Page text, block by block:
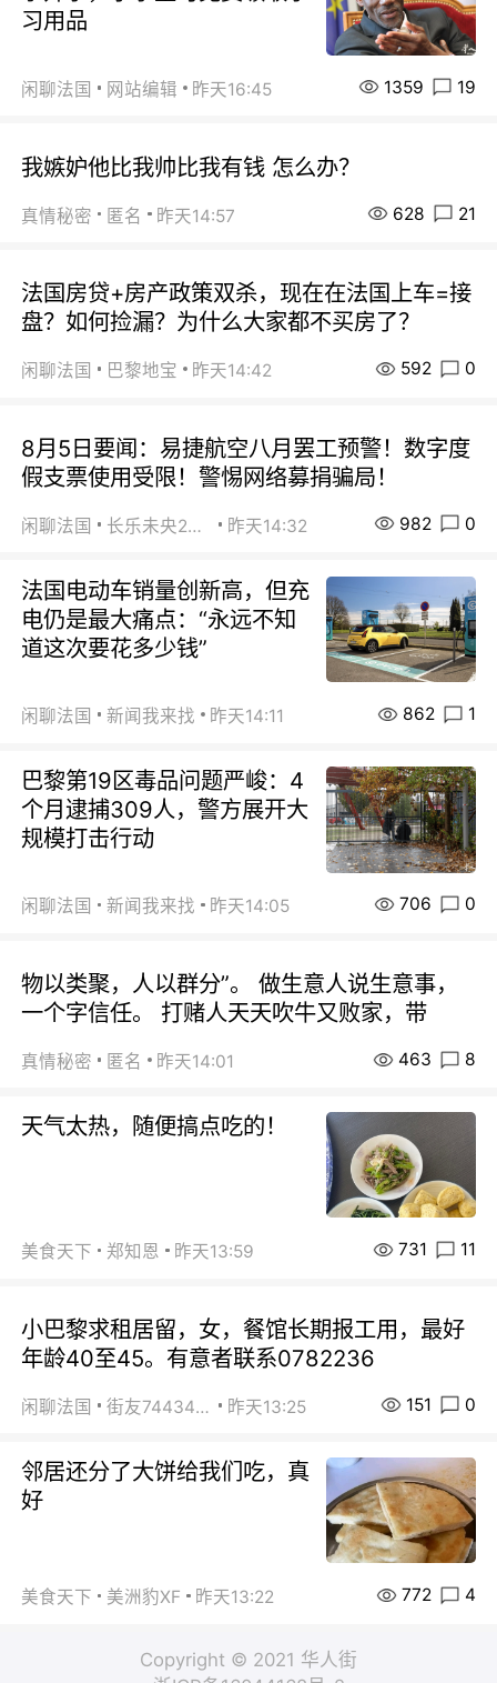
习用品
闲聊法国 网站编辑 昨天16:45 1359 19
我嫉妒他比我帅比我有钱 怎么办？
真情秘密 匿名 昨天14:57 628 21
法国房贷+房产政策双杀，现在在法国上车=接
盘？如何捡漏？为什么大家都不买房了？
闲聊法国 巴黎地宝 昨天14:42 592 0
8月5日要闻：易捷航空八月罢工预警！数字度
假支票使用受限！警惕网络募捐骗局！
闲聊法国 长乐未央2015 昨天14:32 982 0
法国电动车销量创新高，但充
电仍是最大痛点：“永远不知
道这次要花多少钱”
闲聊法国 新闻我来找 昨天14:11 862 1
巴黎第19区毒品问题严峻：4
个月逮捕309人，警方展开大
规模打击行动
闲聊法国 新闻我来找 昨天14:05 706 0
物以类聚，人以群分”。 做生意人说生意事，
一个字信任。 打赌人天天吹牛又败家，带
真情秘密 匿名 昨天14:01 463 8
天气太热，随便搞点吃的！
美食天下 郑知恩 昨天13:59 731 11
小巴黎求租居留，女，餐馆长期报工用，最好
年龄40至45。有意者联系0782236
闲聊法国 街友74434350 昨天13:25 151 0
邻居还分了大饼给我们吃，真
好
美食天下 美洲豹XF 昨天13:22 772 4
Copyright © 2021 华人街